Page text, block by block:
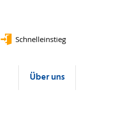
Schnelleinstieg
Über uns